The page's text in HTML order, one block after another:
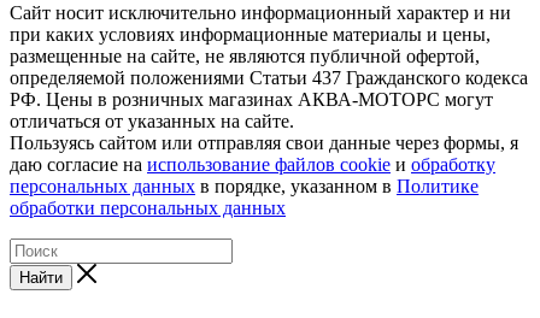
Сайт носит исключительно информационный характер и ни
при каких условиях информационные материалы и цены,
размещенные на сайте, не являются публичной офертой,
определяемой положениями Статьи 437 Гражданского кодекса
РФ. Цены в розничных магазинах АКВА-МОТОРС могут
отличаться от указанных на сайте.
Пользуясь сайтом или отправляя свои данные через формы, я
даю согласие на использование файлов cookie и обработку
персональных данных в порядке, указанном в Политике
обработки персональных данных
Найти